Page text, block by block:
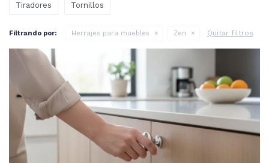
Tiradores Tornillos
Filtrando por: Herrajes para muebles Zen Quitar filtros